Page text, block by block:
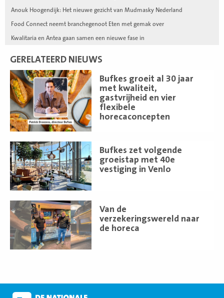
Anouk Hoogendijk: Het nieuwe gezicht van Mudmasky Nederland
Food Connect neemt branchegenoot Eten met gemak over
Kwalitaria en Antea gaan samen een nieuwe fase in
GERELATEERD NIEUWS
Bufkes groeit al 30 jaar
met kwaliteit,
gastvrijheid en vier
flexibele
horecaconcepten
Lees
meer
Bufkes zet volgende
groeistap met 40e
vestiging in Venlo
Lees
meer
Van de
verzekeringswereld naar
de horeca
Lees
meer